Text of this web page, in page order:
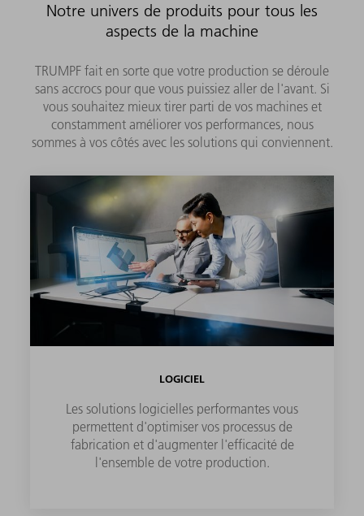
Notre univers de produits pour tous les
aspects de la machine
TRUMPF fait en sorte que votre production se déroule
sans accrocs pour que vous puissiez aller de l'avant. Si
vous souhaitez mieux tirer parti de vos machines et
constamment améliorer vos performances, nous
sommes à vos côtés avec les solutions qui conviennent.
LOGICIEL
Les solutions logicielles performantes vous
permettent d'optimiser vos processus de
fabrication et d'augmenter l'efficacité de
l'ensemble de votre production.